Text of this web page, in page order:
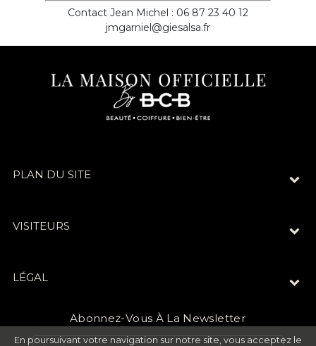
Contact Jean Michel : 06 87 23 40 12
jmgarniel@giesalsa.fr
En poursuivant votre navigation sur notre site, vous acceptez le
PLAN DU SITE
VISITEURS
LÉGAL
Abonnez-Vous À La Newsletter